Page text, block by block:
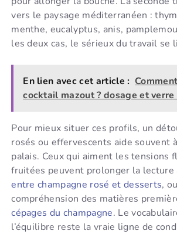
vers le paysage méditerranéen :
menthe, eucalyptus, anis,
les deux cas, le sérieux du travail se
En lien avec cet article :
cocktail mazout ? dosage et
Pour mieux situer ces profils, un
rosés ou effervescents aide souvent
palais. Ceux qui aiment les tensions
fruitées peuvent prolonger la lecture
entre champagne rosé et desserts,
compréhension des matières
cépages du champagne. Le
l’équilibre reste la vraie ligne de